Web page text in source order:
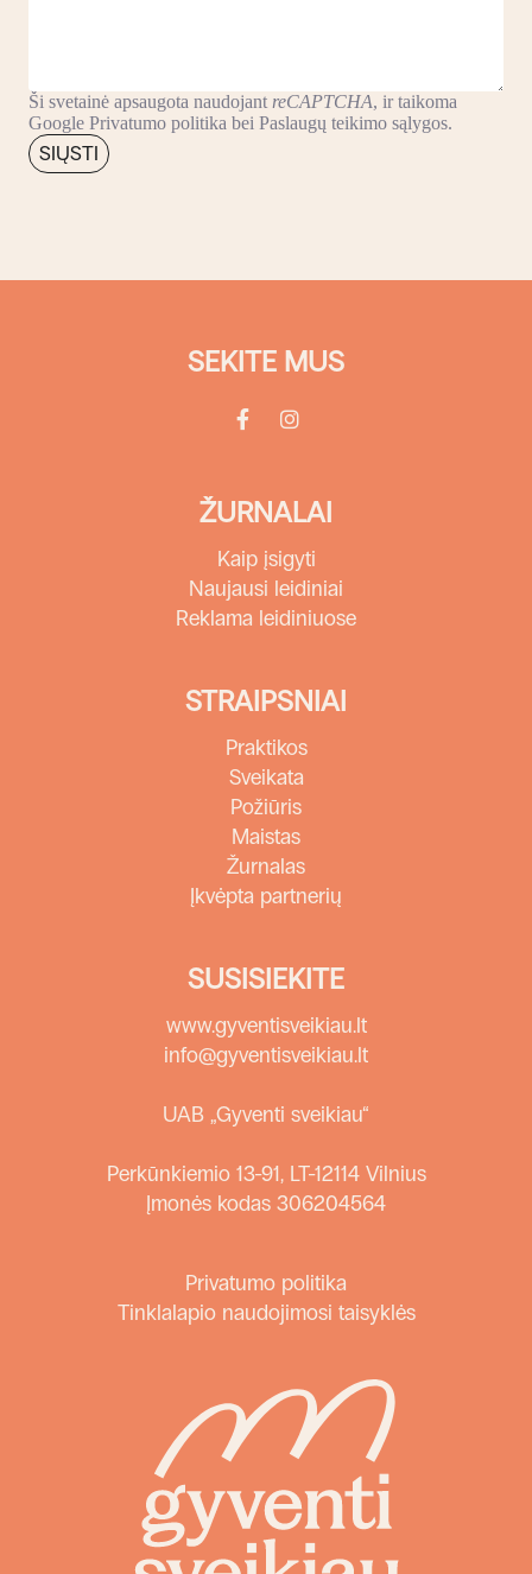
Ši svetainė apsaugota naudojant reCAPTCHA, ir taikoma
Google Privatumo politika bei Paslaugų teikimo sąlygos.
SIŲSTI
SEKITE MUS
ŽURNALAI
Kaip įsigyti
Naujausi leidiniai
Reklama leidiniuose
STRAIPSNIAI
Praktikos
Sveikata
Požiūris
Maistas
Žurnalas
Įkvėpta partnerių
SUSISIEKITE
www.gyventisveikiau.lt
info@gyventisveikiau.lt
UAB „Gyventi sveikiau“
Perkūnkiemio 13-91, LT-12114 Vilnius
Įmonės kodas 306204564
Privatumo politika
Tinklalapio naudojimosi taisyklės